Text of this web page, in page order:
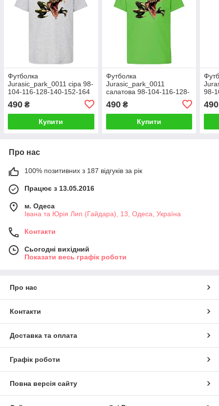
Футболка
Jurasic_park_0011 сіра 98-
104-116-128-140-152-164
490 ₴
Купити
Футболка
Jurasic_park_0011
салатова 98-104-116-128-
490₴
Купити
98-
490
Про нас
100% позитивних з 187 відгуків за рік
Працює з 13.05.2016
м. Одеса
Івана та Юрія Лип (Гайдара), 13, Одеса, Україна
Контакти
Сьогодні вихідний
Показати весь графік роботи
Про нас
Контакти
Доставка та оплата
Графік роботи
Повна версія сайту